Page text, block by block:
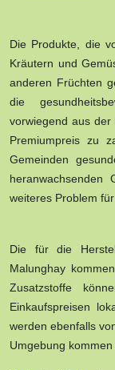
Die Produkte, die
Kräutern und
anderen Früchten
die
vorwiegend aus
Premiumpreis zu
Gemeinden
heranwachsenden
weiteres Problem
Die für die
Malunghay
Zusatzstoffe
Einkaufspreisen
werden ebenfalls
Umgebung